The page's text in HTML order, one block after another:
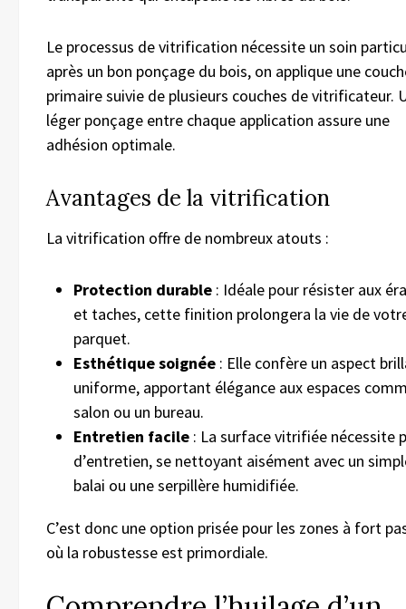
Le processus de vitrification nécessite un soin
après un bon ponçage du bois, on applique une
primaire suivie de plusieurs couches de vitrificateur.
léger ponçage entre chaque application assure une
adhésion optimale.
Avantages de la vitrification
La vitrification offre de nombreux atouts :
Protection durable : Idéale pour résister aux
et taches, cette finition prolongera la vie de
parquet.
Esthétique soignée : Elle confère un aspect
uniforme, apportant élégance aux espaces
salon ou un bureau.
Entretien facile : La surface vitrifiée nécessite
d’entretien, se nettoyant aisément avec un
balai ou une serpillère humidifiée.
C’est donc une option prisée pour les zones à fort
où la robustesse est primordiale.